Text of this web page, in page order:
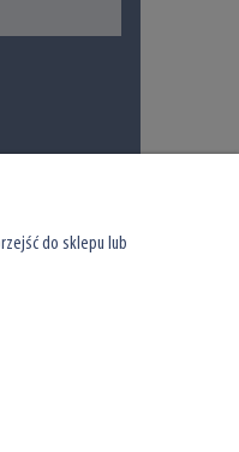
do sklepu lub